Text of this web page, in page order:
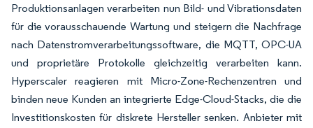
Produktionsanlagen verarbeiten nun Bild- und Vibrationsdaten
für die vorausschauende Wartung und steigern die Nachfrage
nach Datenstromverarbeitungssoftware, die MQTT, OPC-UA
und proprietäre Protokolle gleichzeitig verarbeiten kann.
Hyperscaler reagieren mit Micro-Zone-Rechenzentren und
binden neue Kunden an integrierte Edge-Cloud-Stacks, die die
Investitionskosten für diskrete Hersteller senken. Anbieter mit